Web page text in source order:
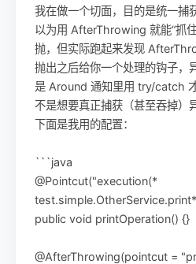
我在做一个切面，目的是统一捕
以为用 AfterThrowing 就能“抓
抛，但实际跑起来发现
抛出之后给你一个处理的钩子，
是 Around 通知里用 try/catch
不是想要真正捕获（甚至吞掉）
下面是我用的配置：
```java
@Pointcut("execution(*
public void printOperation() {}
@AfterThrowing(pointcut =